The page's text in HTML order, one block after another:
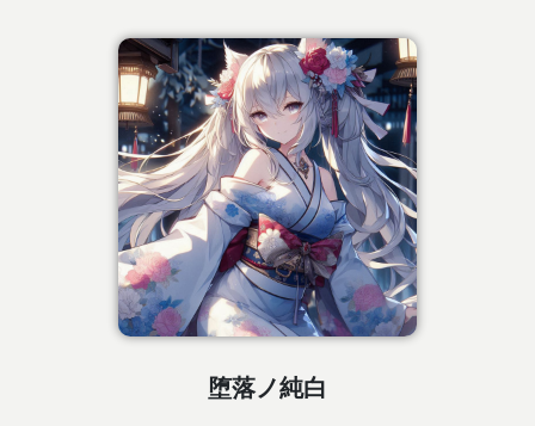
堕落ノ純白